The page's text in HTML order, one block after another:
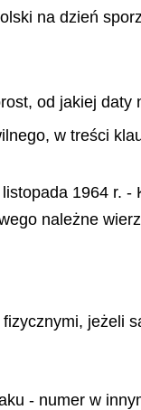
na dzień
od jakiej
w treści
1964 r.
należne
- numer w